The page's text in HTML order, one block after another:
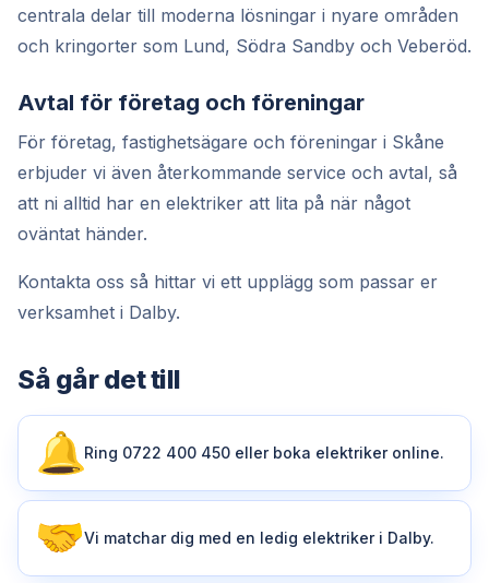
centrala delar till moderna lösningar i nyare områden
och kringorter som Lund, Södra Sandby och Veberöd.
Avtal för företag och föreningar
För företag, fastighetsägare och föreningar i Skåne
erbjuder vi även återkommande service och avtal, så
att ni alltid har en elektriker att lita på när något
oväntat händer.
Kontakta oss så hittar vi ett upplägg som passar er
verksamhet i Dalby.
Så går det till
Ring 0722 400 450 eller boka elektriker online.
Vi matchar dig med en ledig elektriker i Dalby.